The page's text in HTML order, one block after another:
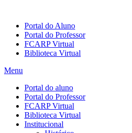
Portal do Aluno
Portal do Professor
FCARP Virtual
Biblioteca Virtual
Menu
Portal do aluno
Portal do Professor
FCARP Virtual
Biblioteca Virtual
Institucional